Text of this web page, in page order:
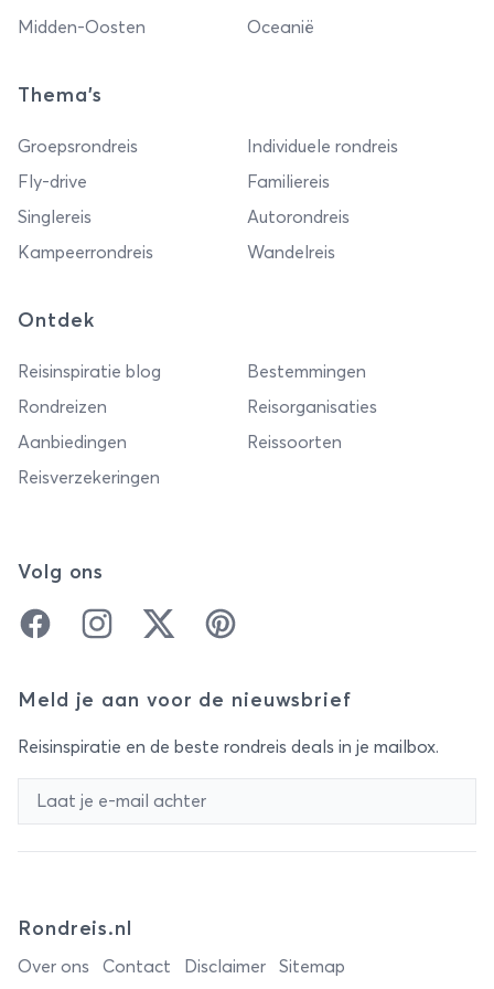
Midden-Oosten
Oceanië
Thema's
Groepsrondreis
Individuele rondreis
Fly-drive
Familiereis
Singlereis
Autorondreis
Kampeerrondreis
Wandelreis
Ontdek
Reisinspiratie blog
Bestemmingen
Rondreizen
Reisorganisaties
Aanbiedingen
Reissoorten
Reisverzekeringen
Volg ons
FacebookInstagramTwitter Pinterest
Meld je aan voor de nieuwsbrief
Reisinspiratie en de beste rondreis deals in je mailbox.
Rondreis.nl
Over ons Contact Disclaimer Sitemap